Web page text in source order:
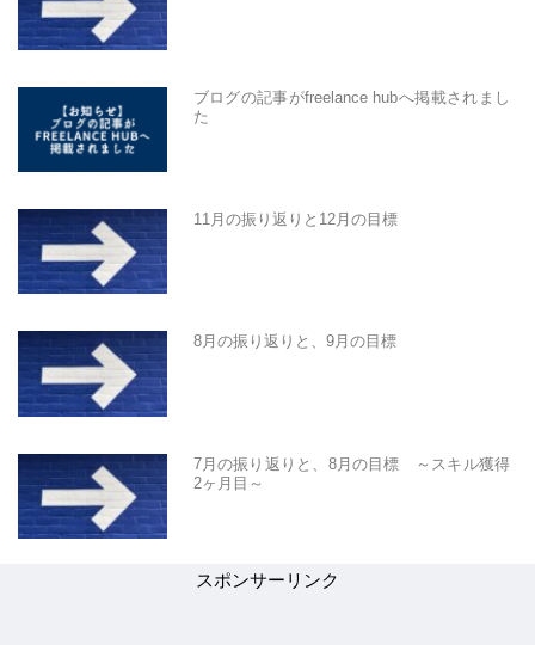
ブログの記事がfreelance hubへ掲載されまし
た
11月の振り返りと12月の目標
8月の振り返りと、9月の目標
7月の振り返りと、8月の目標 ～スキル獲得
2ヶ月目～
スポンサーリンク